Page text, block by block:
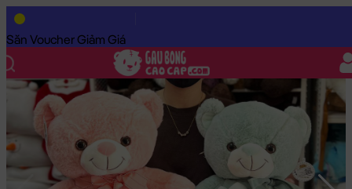
Săn Voucher Giảm Giá
Trang Chủ